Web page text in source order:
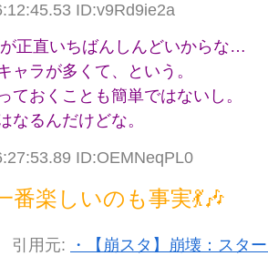
ID:v9Rd9ie2a
正直いちばんしんどいからな…
ラが多くて、という。
ておくことも簡単ではないし。
なるんだけどな。
ID:OEMNeqPL0
楽しいのも事実💃🎶
引用元: ・【崩スタ】崩壊：スタ